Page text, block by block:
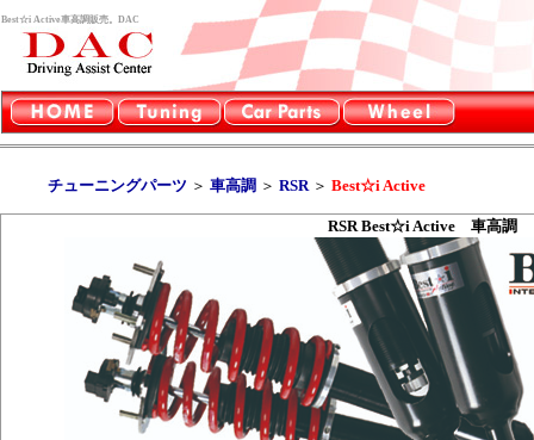
Best☆i Active車高調販売。DAC
チューニングパーツ ＞ 車高調 ＞ RSR＞ Best☆i Active
RSR Best☆i Active 車高調